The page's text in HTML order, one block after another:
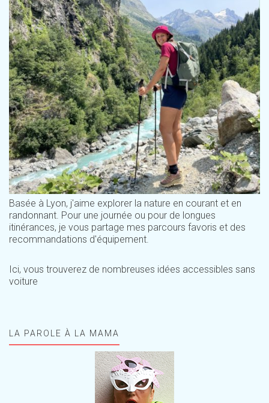
Basée à Lyon, j'aime explorer la nature en courant et en
randonnant. Pour une journée ou pour de longues
itinérances, je vous partage mes parcours favoris et des
recommandations d'équipement.
Ici, vous trouverez de nombreuses idées accessibles sans
voiture
LA PAROLE À LA MAMA